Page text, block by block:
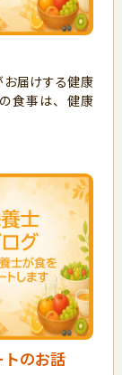
届けする健康
食事は、健康
のお話